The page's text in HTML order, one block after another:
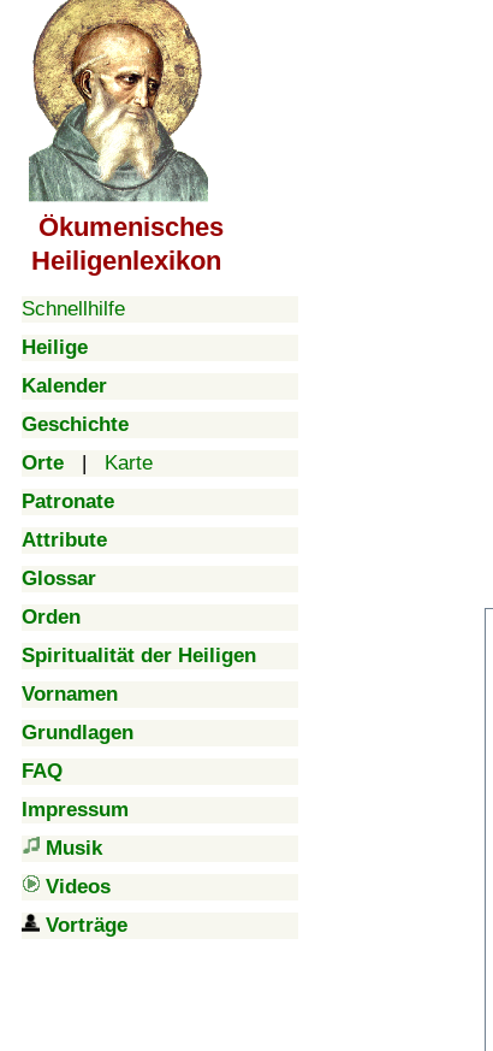
Ökumenisches
Heiligenlexikon
Schnellhilfe
Heilige
Kalender
Geschichte
Orte | Karte
Patronate
Attribute
Glossar
Orden
Spiritualität der Heiligen
Vornamen
Grundlagen
FAQ
Impressum
Musik
Videos
Vorträge